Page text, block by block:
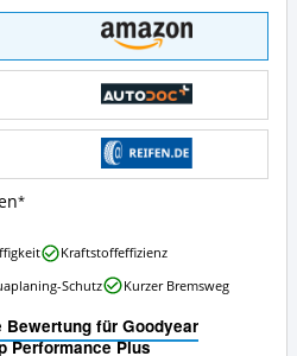
Bewertung für Goodyear
Performance Plus
Kraftstoffeffizienz
Schutz Kurzer Bremsweg